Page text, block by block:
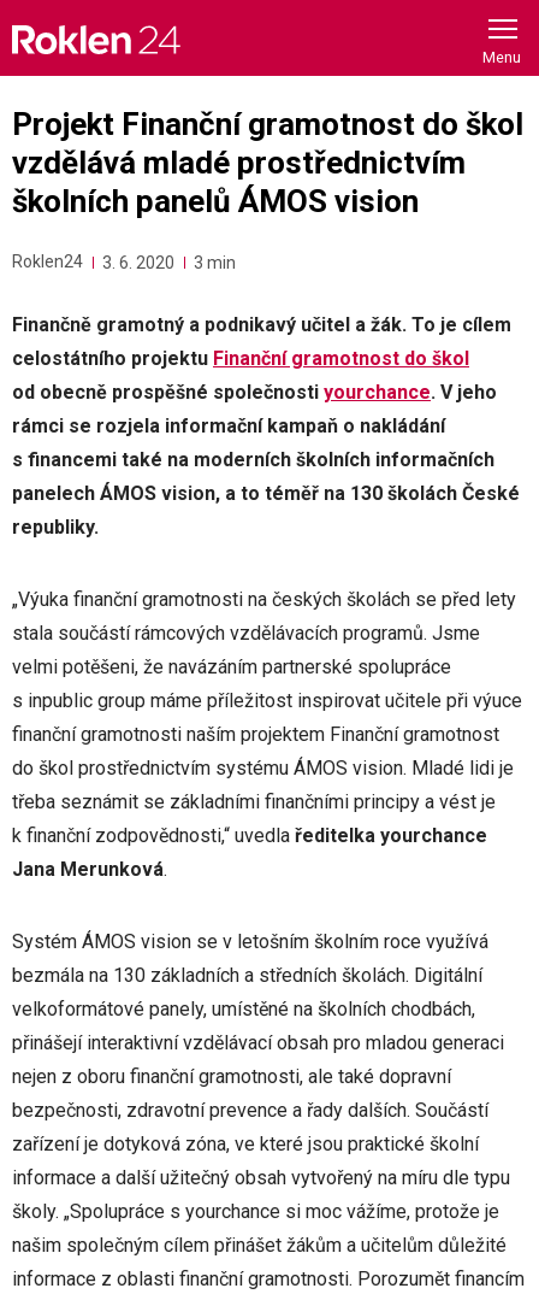
content
Projekt Finanční gramotnost do škol
vzdělává mladé prostřednictvím
školních panelů ÁMOS vision
Roklen24 3. 6. 2020 3 min
Finančně gramotný a podnikavý učitel a žák. To je cílem
celostátního projektu Finanční gramotnost do škol
od obecně prospěšné společnosti yourchance. V jeho
rámci se rozjela informační kampaň o nakládání
s financemi také na moderních školních informačních
panelech ÁMOS vision, a to téměř na 130 školách České
republiky.
„Výuka finanční gramotnosti na českých školách se před lety
stala součástí rámcových vzdělávacích programů. Jsme
velmi potěšeni, že navázáním partnerské spolupráce
s inpublic group máme příležitost inspirovat učitele při výuce
finanční gramotnosti naším projektem Finanční gramotnost
do škol prostřednictvím systému ÁMOS vision. Mladé lidi je
třeba seznámit se základními finančními principy a vést je
k finanční zodpovědnosti,“ uvedla ředitelka yourchance
Jana Merunková.
Systém ÁMOS vision se v letošním školním roce využívá
bezmála na 130 základních a středních školách. Digitální
velkoformátové panely, umístěné na školních chodbách,
přinášejí interaktivní vzdělávací obsah pro mladou generaci
nejen z oboru finanční gramotnosti, ale také dopravní
bezpečnosti, zdravotní prevence a řady dalších. Součástí
zařízení je dotyková zóna, ve které jsou praktické školní
informace a další užitečný obsah vytvořený na míru dle typu
školy. „Spolupráce s yourchance si moc vážíme, protože je
našim společným cílem přinášet žákům a učitelům důležité
informace z oblasti finanční gramotnosti. Porozumět financím